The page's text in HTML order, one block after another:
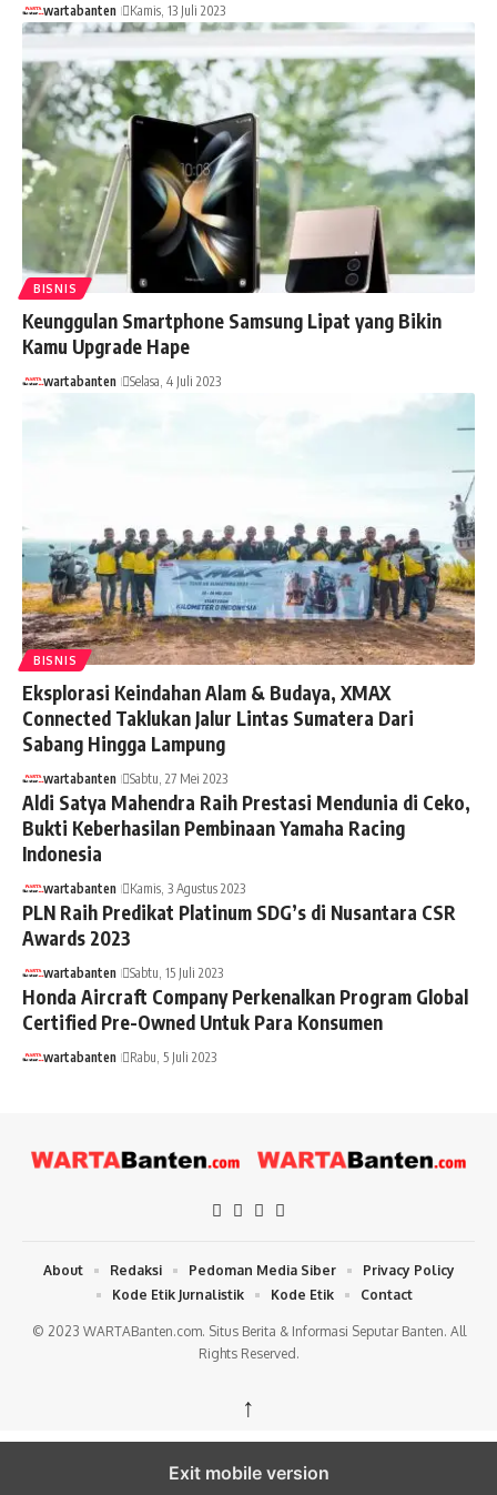
wartabanten Kamis, 13 Juli 2023
BISNIS
Keunggulan Smartphone Samsung Lipat yang Bikin
Kamu Upgrade Hape
wartabanten Selasa, 4 Juli 2023
BISNIS
Eksplorasi Keindahan Alam & Budaya, XMAX
Connected Taklukan Jalur Lintas Sumatera Dari
Sabang Hingga Lampung
wartabanten Sabtu, 27 Mei 2023
Aldi Satya Mahendra Raih Prestasi Mendunia di Ceko,
Bukti Keberhasilan Pembinaan Yamaha Racing
Indonesia
wartabanten Kamis, 3 Agustus 2023
PLN Raih Predikat Platinum SDG’s di Nusantara CSR
Awards 2023
wartabanten Sabtu, 15 Juli 2023
Honda Aircraft Company Perkenalkan Program Global
Certified Pre-Owned Untuk Para Konsumen
wartabanten Rabu, 5 Juli 2023
© 2023 WARTABanten.com. Situs Berita & Informasi Seputar Banten. All
Rights Reserved.
About Redaksi Pedoman Media Siber
Privacy Policy
Kode Etik Jurnalistik
Kode Etik Contact
↑
Exit mobile version